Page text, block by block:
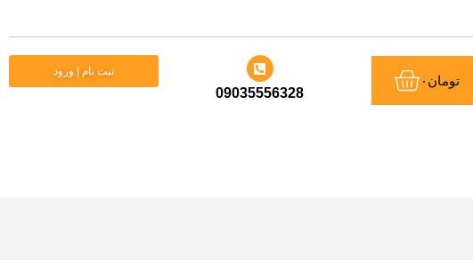
تومان ۰سبد
خرید
09035556328
ثبت نام | ورود